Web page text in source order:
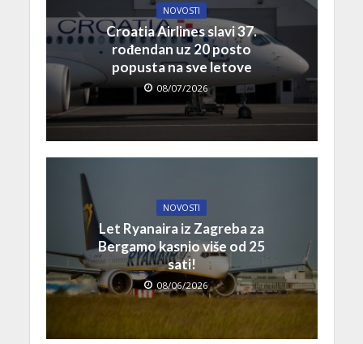
NOVOSTI
Croatia Airlines slavi 37.
rođendan uz 20 posto
popusta na sve letove
08/07/2026
NOVOSTI
Let Ryanaira iz Zagreba za
Bergamo kasnio više od 25
sati!
08/06/2026